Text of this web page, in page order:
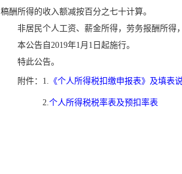
稿酬所得的收入额减按百分之七十计算。
非居民个人工资、薪金所得，劳务报酬所得
本公告自2019年1月1日起施行。
特此公告。
附件：1. 《个人所得税扣缴申报表》及填表
2.个人所得税税率表及预扣率表